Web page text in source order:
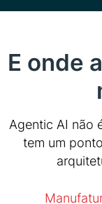
E onde
Agentic AI não
tem um